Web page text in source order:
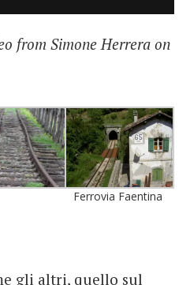
from Simone Herrera on
Ferrovia Faentina
gli altri, quello sul